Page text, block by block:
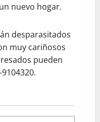
nuevo hogar.
desparasitados
muy cariñosos
pueden